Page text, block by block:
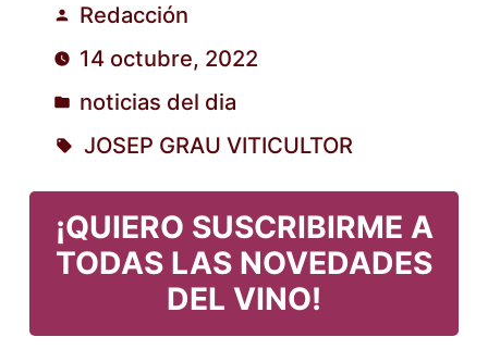
Publicado
por
Redacción
14 octubre, 2022
Publicado
en
noticias del dia
JOSEP GRAU VITICULTOR
¡QUIERO SUSCRIBIRME A
TODAS LAS NOVEDADES
DEL VINO!